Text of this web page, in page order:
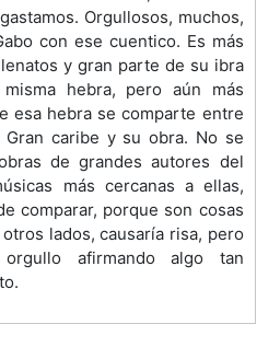
Orgullosos, muchos,
con ese cuentico. Es más
y gran parte de su ibra
hebra, pero aún más
esa hebra se comparte entre
caribe y su obra. No se
de grandes autores del
más cercanas a ellas,
comparar, porque son cosas
lados, causaría risa, pero
afirmando algo tan